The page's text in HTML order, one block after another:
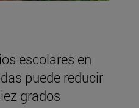
escolares en
puede reducir
grados